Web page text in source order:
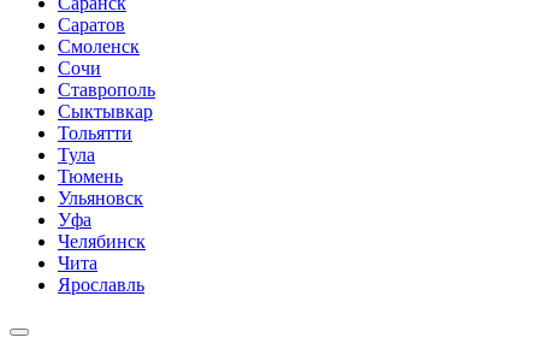
Саратов
Смоленск
Сочи
Ставрополь
Сыктывкар
Тольятти
Тула
Тюмень
Ульяновск
Уфа
Челябинск
Чита
Ярославль